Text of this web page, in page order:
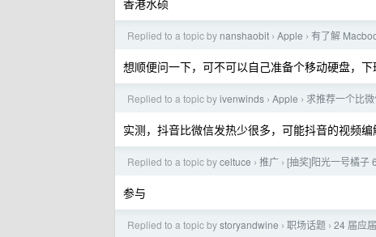
香港水硕
Replied to a topic by nanshaobit › Apple › 有了解
想顺便问一下，可不可以自己准备个移动硬盘，
Replied to a topic byivenwinds › Apple › 求推荐一个比
实测，抖音比微信发热少很多，可能抖音的视频编
Replied to a topic byceltuce › 推广 › [抽奖]阳光一号橘子
参与
Replied to a topic bystoryandwine › 职场话题 › 24 届应